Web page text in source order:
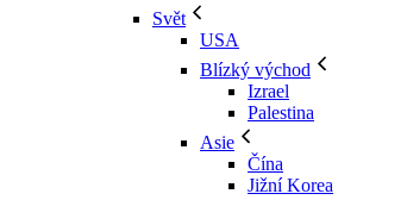
Svět
USA
Blízký východ
Izrael
Palestina
Asie
Čína
Jižní Korea